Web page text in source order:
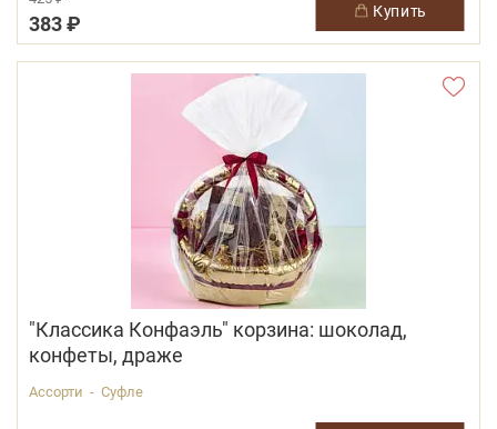
383 ₽
купить
"Классика Конфаэль" корзина: шоколад,
конфеты, драже
Ассорти - Суфле